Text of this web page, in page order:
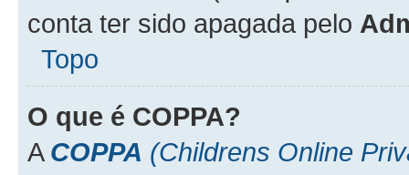
conta ter sido apagada pelo
Topo
O que é COPPA?
A COPPA (Childrens Online